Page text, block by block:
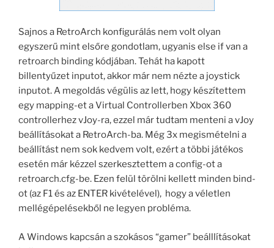
Sajnos a RetroArch konfigurálás nem volt olyan
egyszerű mint elsőre gondotlam, ugyanis else if van a
retroarch binding kódjában. Tehát ha kapott
billentyűzet inputot, akkor már nem nézte a joystick
inputot. A megoldás végülis az lett, hogy készítettem
egy mapping-et a Virtual Controllerben Xbox 360
controllerhez vJoy-ra, ezzel már tudtam menteni a vJoy
beállításokat a RetroArch-ba. Még 3x megismételni a
beállítást nem sok kedvem volt, ezért a többi játékos
esetén már kézzel szerkesztettem a config-ot a
retroarch.cfg-be. Ezen felül törölni kellett minden bind-
ot (az F1 és az ENTER kivételével), hogy a véletlen
mellégépelésekből ne legyen probléma.
A Windows kapcsán a szokásos “gamer” beálllításokat